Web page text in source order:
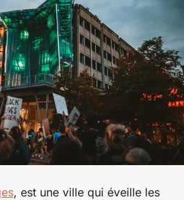
, est une ville qui éveille les